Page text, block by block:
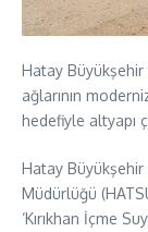
Hatay Büyükşehir
ağlarının
hedefiyle altyapı
Hatay
Müdürlüğü
‘Kırıkhan İçme